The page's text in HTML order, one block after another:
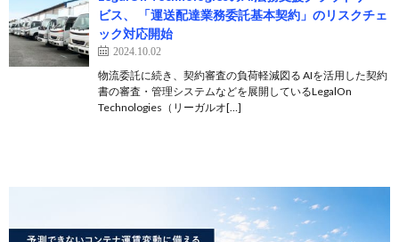
ビス、 「運送配達業務委託基本契約」のリスクチェ
ック対応開始
2024.10.02
物流委託に続き、契約審査の負荷軽減図る AIを活用した契約
書の審査・管理システムなどを展開しているLegalOn
Technologies（リーガルオ[…]